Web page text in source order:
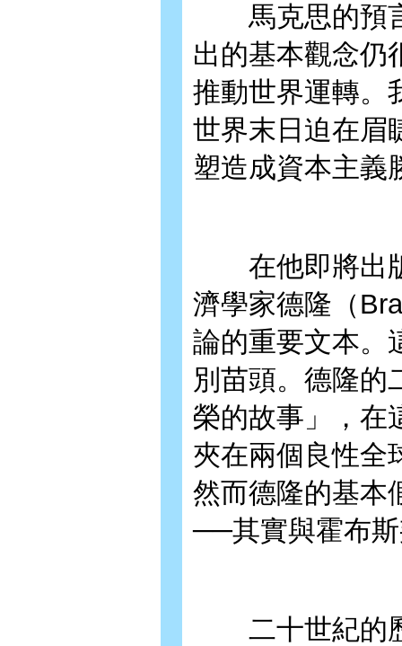
馬克思的預言
出的基本觀念仍
推動世界運轉。
世界末日迫在眉
塑造成資本主義
在他即將出版
濟學家德隆（
論的重要文本。
別苗頭。德隆的
榮的故事」，在
夾在兩個良性全
然而德隆的基本
──其實與霍布
二十世紀的歷